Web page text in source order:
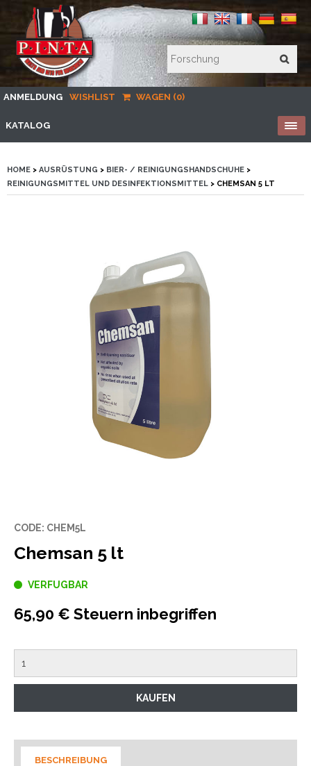
ANMELDUNG WISHLIST WAGEN (0)
KATALOG
HOME > AUSRÜSTUNG > BIER- / REINIGUNGSHANDSCHUHE >
REINIGUNGSMITTEL UND DESINFEKTIONSMITTEL > CHEMSAN 5 LT
CODE: CHEM5L
Chemsan 5 lt
VERFUGBAR
65,90 € Steuern inbegriffen
BESCHREIBUNG